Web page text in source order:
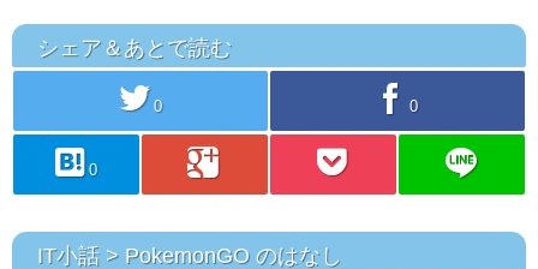
シェア＆あとで読む
twitter 0 facebook 0
hatebu 0 googleplus pocket line
IT小話 > PokemonGO のはなし